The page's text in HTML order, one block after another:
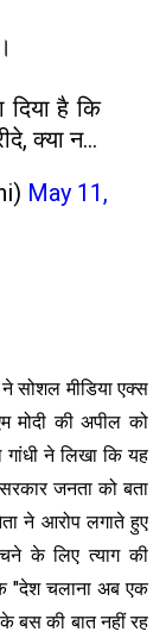
है कि
क्या न…
May 11,
सोशल मीडिया एक्स
मोदी की अपील को
गांधी ने लिखा कि यह
जनता को बता
ने आरोप लगाते हुए
के लिए त्याग की
"देश चलाना अब एक
बस की बात नहीं रह